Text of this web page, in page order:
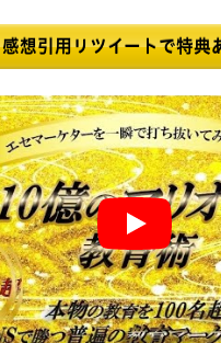
感想引用リツイートで特典